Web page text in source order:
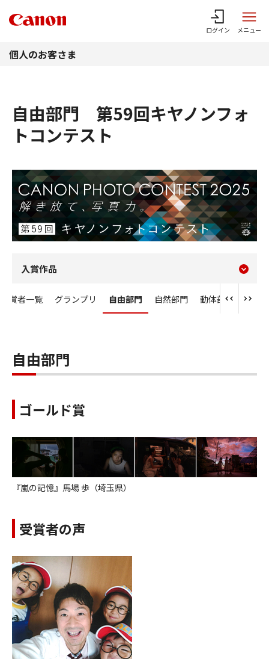
ログイン メニュー
個人のお客さま
自由部門 第59回キヤノンフォ
トコンテスト
入賞作品
賞者一覧 グランプリ 自由部門 自然部門 動体部門 人物
自由部門
ゴールド賞
『嵐の記憶』馬場 歩（埼玉県）
受賞者の声